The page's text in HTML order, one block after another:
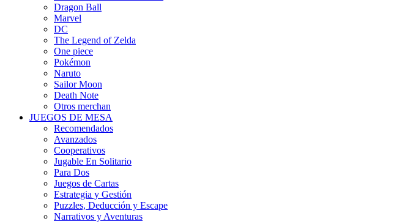
Dragon Ball
Marvel
DC
The Legend of Zelda
One piece
Pokémon
Naruto
Sailor Moon
Death Note
Otros merchan
JUEGOS DE MESA
Recomendados
Avanzados
Cooperativos
Jugable En Solitario
Para Dos
Juegos de Cartas
Estrategia y Gestión
Puzzles, Deducción y Escape
Narrativos y Aventuras